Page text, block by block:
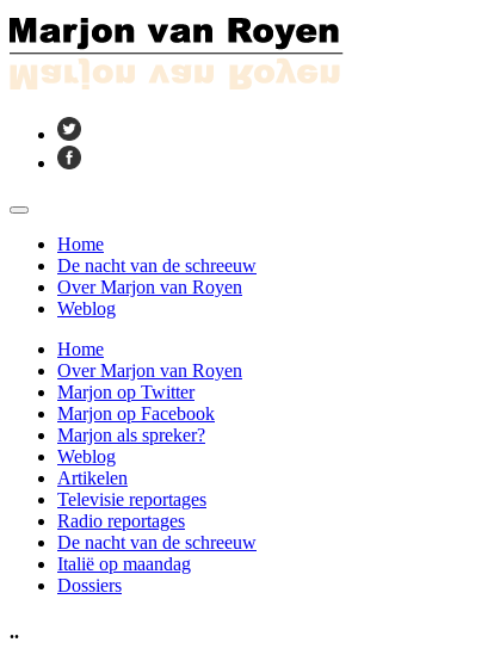
Home
De nacht van de schreeuw
Over Marjon van Royen
Weblog
Home
Over Marjon van Royen
Marjon op Twitter
Marjon op Facebook
Marjon als spreker?
Weblog
Artikelen
Televisie reportages
Radio reportages
De nacht van de schreeuw
Italië op maandag
Dossiers
..